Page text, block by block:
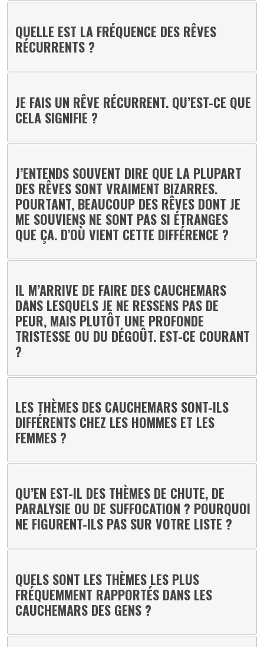
QUELLE EST LA FRÉQUENCE DES RÊVES
RÉCURRENTS ?
JE FAIS UN RÊVE RÉCURRENT. QU’EST-CE QUE
CELA SIGNIFIE ?
J’ENTENDS SOUVENT DIRE QUE LA PLUPART
DES RÊVES SONT VRAIMENT BIZARRES.
POURTANT, BEAUCOUP DES RÊVES DONT JE
ME SOUVIENS NE SONT PAS SI ÉTRANGES
QUE ÇA. D’OÙ VIENT CETTE DIFFÉRENCE ?
IL M’ARRIVE DE FAIRE DES CAUCHEMARS
DANS LESQUELS JE NE RESSENS PAS DE
PEUR, MAIS PLUTÔT UNE PROFONDE
TRISTESSE OU DU DÉGOÛT. EST-CE COURANT
?
LES THÈMES DES CAUCHEMARS SONT-ILS
DIFFÉRENTS CHEZ LES HOMMES ET LES
FEMMES ?
QU’EN EST-IL DES THÈMES DE CHUTE, DE
PARALYSIE OU DE SUFFOCATION ? POURQUOI
NE FIGURENT-ILS PAS SUR VOTRE LISTE ?
QUELS SONT LES THÈMES LES PLUS
FRÉQUEMMENT RAPPORTÉS DANS LES
CAUCHEMARS DES GENS ?